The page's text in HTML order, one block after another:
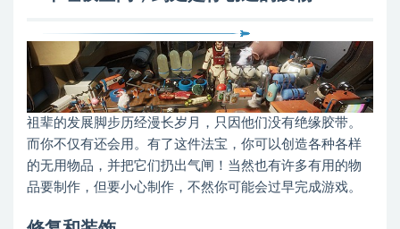
祖辈的发展脚步历经漫长岁月，只因他们没有绝缘胶带。
而你不仅有还会用。有了这件法宝，你可以创造各种各样
的无用物品，并把它们扔出气闸！当然也有许多有用的物
品要制作，但要小心制作，不然你可能会过早完成游戏。